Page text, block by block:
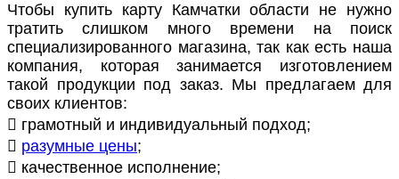
Чтобы купить карту Камчатки области не нужно
тратить слишком много времени на поиск
специализированного магазина, так как есть наша
компания, которая занимается изготовлением
такой продукции под заказ. Мы предлагаем для
своих клиентов:
 грамотный и индивидуальный подход;
 разумные цены;
 качественное исполнение;